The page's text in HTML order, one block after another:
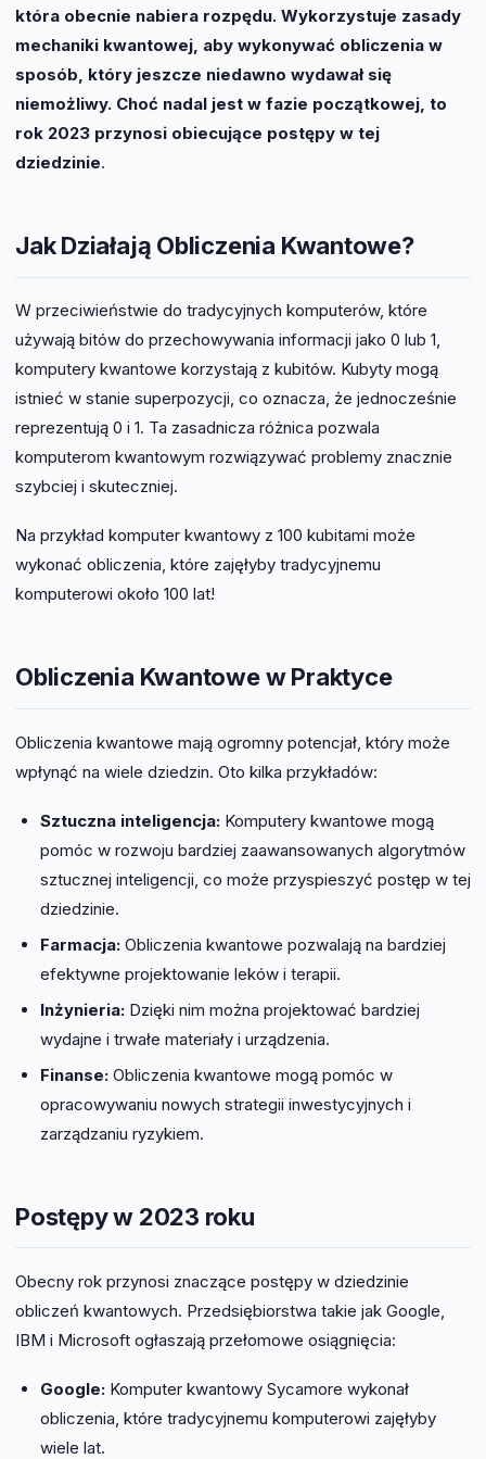
która obecnie nabiera rozpędu. Wykorzystuje zasady
mechaniki kwantowej, aby wykonywać obliczenia w
sposób, który jeszcze niedawno wydawał się
niemożliwy. Choć nadal jest w fazie początkowej, to
rok 2023 przynosi obiecujące postępy w tej
dziedzinie.
Jak Działają Obliczenia Kwantowe?
W przeciwieństwie do tradycyjnych komputerów, które
używają bitów do przechowywania informacji jako 0 lub 1,
komputery kwantowe korzystają z kubitów. Kubyty mogą
istnieć w stanie superpozycji, co oznacza, że jednocześnie
reprezentują 0 i 1. Ta zasadnicza różnica pozwala
komputerom kwantowym rozwiązywać problemy znacznie
szybciej i skuteczniej.
Na przykład komputer kwantowy z 100 kubitami może
wykonać obliczenia, które zajęłyby tradycyjnemu
komputerowi około 100 lat!
Obliczenia Kwantowe w Praktyce
Obliczenia kwantowe mają ogromny potencjał, który może
wpłynąć na wiele dziedzin. Oto kilka przykładów:
Sztuczna inteligencja:Komputery kwantowe mogą
pomóc w rozwoju bardziej zaawansowanych algorytmów
sztucznej inteligencji, co może przyspieszyć postęp w tej
dziedzinie.
Farmacja:Obliczenia kwantowe pozwalają na bardziej
efektywne projektowanie leków i terapii.
Inżynieria:Dzięki nim można projektować bardziej
wydajne i trwałe materiały i urządzenia.
Finanse:Obliczenia kwantowe mogą pomóc w
opracowywaniu nowych strategii inwestycyjnych i
zarządzaniu ryzykiem.
Postępy w 2023 roku
Obecny rok przynosi znaczące postępy w dziedzinie
obliczeń kwantowych. Przedsiębiorstwa takie jak Google,
IBM i Microsoft ogłaszają przełomowe osiągnięcia:
Google:Komputer kwantowy Sycamore wykonał
obliczenia, które tradycyjnemu komputerowi zajęłyby
wiele lat.